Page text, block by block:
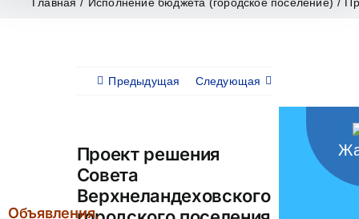
Предыдущая Следующая
Проект решения
Совета
Верхнеландеховского
Объявления,